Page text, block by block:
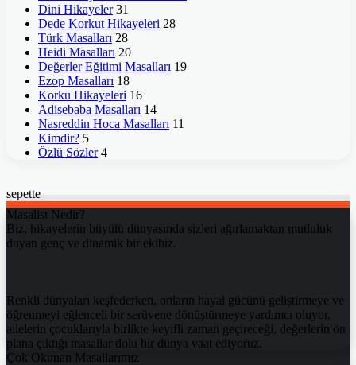
Dini Hikayeler 31
Dede Korkut Hikayeleri 28
Türk Masalları 28
Heidi Masalları 20
Değerler Eğitimi Masalları 19
Ezop Masalları 18
Korku Hikayeleri 16
Adisebaba Masalları 14
Nasreddin Hoca Masalları 11
Kimdir? 5
Özlü Sözler 4
sepette
Masalist Nedir?
Biz, hikayelerin büyülü dünyasında sizleri ağırlamaktan mutluluk
duyan genç ve dinamik bir ekibiz.
Renkli dünyaları keşfederken, onların hayal gücünü geliştirmeye ve
öğrenmeyi eğlenceli bir serüvene dönüştürmeye yardımcı oluyor,
ailelerin çocuklarıyla birlikte keyifli zaman geçireceği, değerlerin ön
plana çıktığı masallar dolu bir dünya vaat ediyoruz.
Çok Okunan Masallarımız